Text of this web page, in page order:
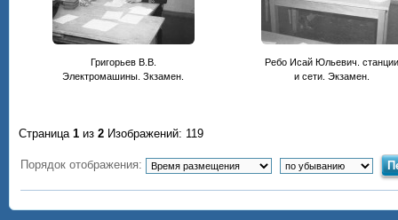
Григорьев В.В.
Электромашины. Зкзамен.
Ребо Исай Юльевич. станции
и сети. Экзамен.
Страница 1 из 2 Изображений: 119
Порядок отображения: